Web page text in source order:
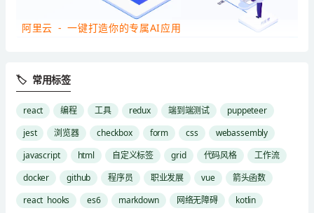
阿里云 - 一键打造你的专属AI应用
🏷 常用标签
react 编程 工具 redux 端到端测试
puppeteer
jest
浏览器 checkbox form css
webassembly
javascript
html 自定义标签 grid 代码风格
工作流
docker
github 程序员 职业发展 vue
箭头函数
react hooks
es6 markdown 网络无障碍
kotlin